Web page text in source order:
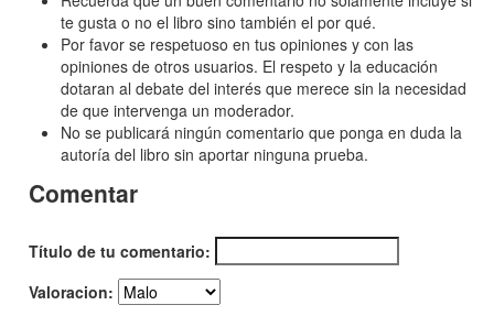
te gusta o no el libro sino también el por qué.
Por favor se respetuoso en tus opiniones y con las
opiniones de otros usuarios. El respeto y la educación
dotaran al debate del interés que merece sin la necesidad
de que intervenga un moderador.
No se publicará ningún comentario que ponga en duda la
autoría del libro sin aportar ninguna prueba.
Comentar
Título de tu comentario:
Valoracion: